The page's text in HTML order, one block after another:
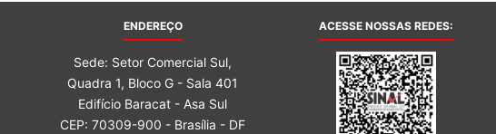
Sindicato
ENDEREÇO
Sede: Setor Comercial Sul,
Quadra 1, Bloco G - Sala 401
Edifício Baracat - Asa Sul
CEP: 70309-900 - Brasília - DF
ACESSE NOSSAS REDES: